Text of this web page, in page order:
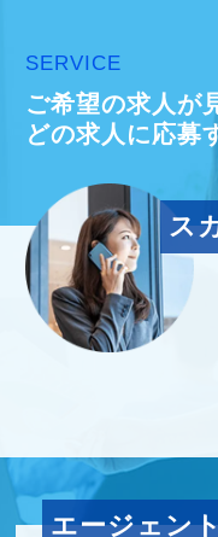
SERVICE
ご希望の求人が
どの求人に応募
ス
エージェン